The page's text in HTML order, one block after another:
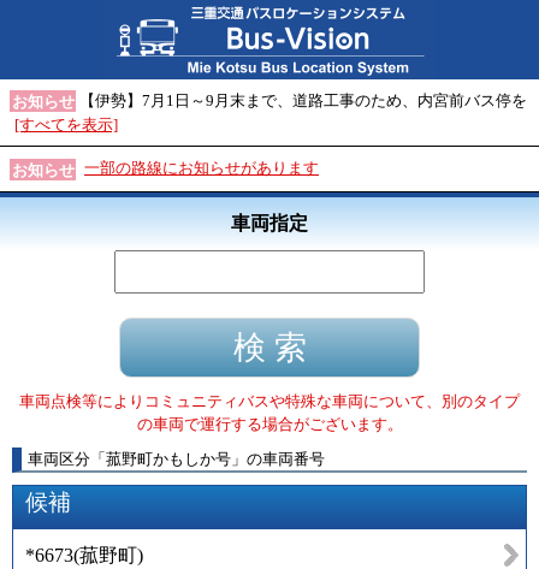
お知らせ
【伊勢】7月1日～9月末まで、道路工事のため、内宮前バス停を
[すべてを表示]
お知らせ 一部の路線にお知らせがあります
車両指定
車両点検等によりコミュニティバスや特殊な車両について、別のタイプ
の車両で運行する場合がございます。
車両区分 「 菰野町かもしか号 」 の車両番号
候補
*6673(菰野町)